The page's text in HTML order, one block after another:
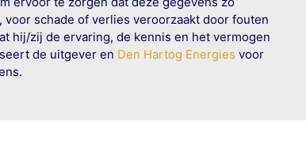
schade of verlies veroorzaakt door fouten
hij/zij de ervaring, de kennis en het vermogen
de uitgever en Den Hartog Energies voor